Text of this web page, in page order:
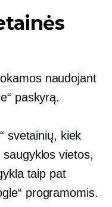
naudojant
paskyrą.
svetainių, kiek
vietos,
taip pat
programomis.